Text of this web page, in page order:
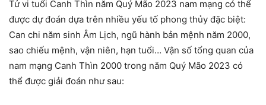
Tử vi tuổi Canh Thìn năm Quý Mão 2023 nam mạng có thể
được dự đoán dựa trên nhiều yếu tố phong thủy đặc biệt:
Can chi năm sinh Âm Lịch, ngũ hành bản mệnh năm 2000,
sao chiếu mệnh, vận niên, hạn tuổi… Vận số tổng quan của
nam mạng Canh Thìn 2000 trong năm Quý Mão 2023 có
thể được giải đoán như sau: